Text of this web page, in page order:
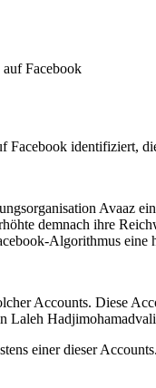
Facebook
identifiziert,
Avaaz
demnach ihre
Algorithmus
Accounts. Diese
einer dieser